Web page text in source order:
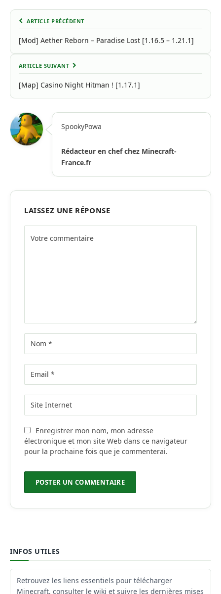
ARTICLE PRÉCÉDENT
[Mod] Aether Reborn – Paradise Lost [1.16.5 – 1.21.1]
ARTICLE SUIVANT
[Map] Casino Night Hitman ! [1.17.1]
SpookyPowa
Rédacteur en chef chez Minecraft-
France.fr
LAISSEZ UNE RÉPONSE
Enregistrer mon nom, mon adresse
électronique et mon site Web dans ce navigateur
pour la prochaine fois que je commenterai.
INFOS UTILES
Retrouvez les liens essentiels pour télécharger
Minecraft, consulter le wiki et suivre les dernières mises